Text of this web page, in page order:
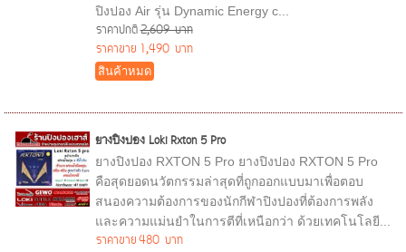
ปิงปอง Air รุ่น Dynamic Energy c...
ราคาปกติ2,609 บาท
ราคาขาย 1,490 บาท
สินค้าหมด
ยางปิงปอง Loki Rxton 5 Pro
ยางปิงปอง RXTON 5 Pro ยางปิงปอง RXTON 5 Pro
คือสุดยอดนวัตกรรมล่าสุดที่ถูกออกแบบมาเพื่อตอบ
สนองความต้องการของนักกีฬาปิงปองที่ต้องการพลัง
และความแม่นยำในการตีที่เหนือกว่า ด้วยเทคโนโลยี...
ราคาขาย480 บาท